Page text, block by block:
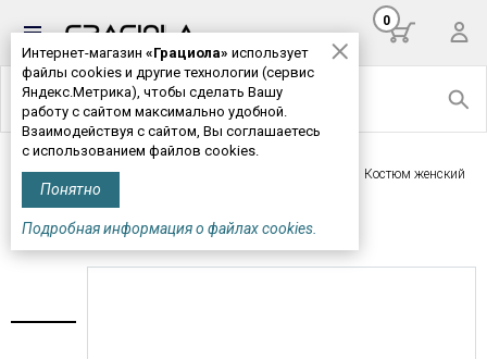
Интернет-магазин «Грациола» использует
файлы cookies и другие технологии (сервис
Яндекс.Метрика), чтобы сделать Вашу
работу с сайтом максимально удобной.
Взаимодействуя с сайтом, Вы соглашаетесь
с использованием файлов cookies.
Понятно
Подробная информация о файлах cookies.
0
Главная>Женская одежда
> Костюм женский
М698*
КОСТЮМ ЖЕНСКИЙ М698*